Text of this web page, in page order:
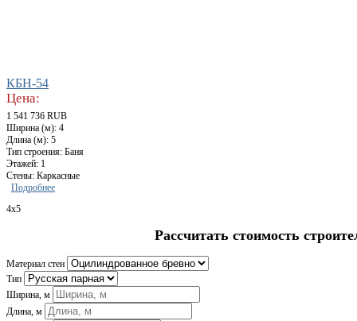
КБН-54
Цена:
1 541 736 RUB
Ширина (м): 4
Длина (м): 5
Тип строения: Баня
Этажей: 1
Стены: Каркасные
Подробнее
4x5
Рассчитать стоимость
Материал стен
Тип
Ширина, м
Длина, м